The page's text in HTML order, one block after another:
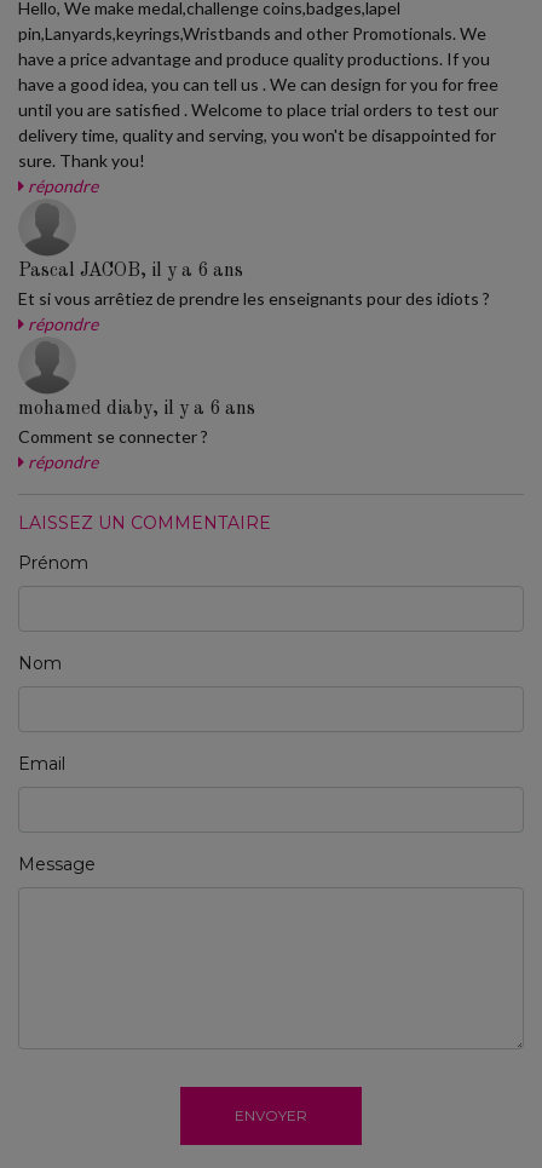
Hello, We make medal,challenge coins,badges,lapel
pin,Lanyards,keyrings,Wristbands and other Promotionals. We
have a price advantage and produce quality productions. If you
have a good idea, you can tell us . We can design for you for free
until you are satisfied . Welcome to place trial orders to test our
delivery time, quality and serving, you won't be disappointed for
sure. Thank you!
répondre
Pascal JACOB, il y a 6 ans
Et si vous arrêtiez de prendre les enseignants pour des idiots ?
répondre
mohamed diaby, il y a 6 ans
Comment se connecter ?
répondre
LAISSEZ UN COMMENTAIRE
Prénom
Nom
Email
Message
ENVOYER